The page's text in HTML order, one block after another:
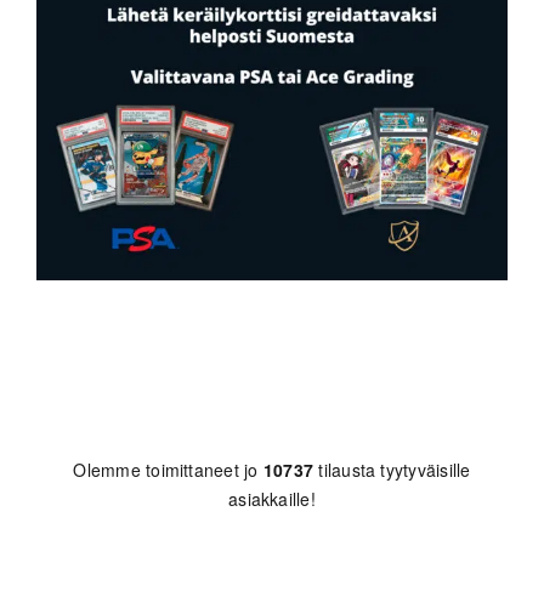
Olemme toimittaneet jo 10737 tilausta tyytyväisille
asiakkaille!